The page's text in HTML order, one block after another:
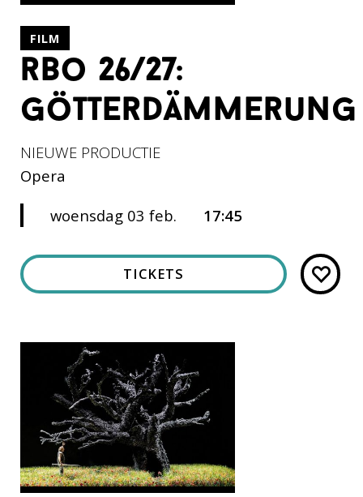
rbo 26/27:
götterdämmerung
NIEUWE PRODUCTIE
Opera
FILM
woensdag 03 feb. 17:45
TICKETS